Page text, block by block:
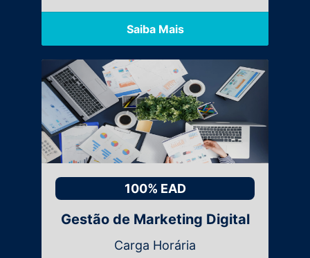
Saiba Mais
100% EAD
Gestão de Marketing Digital
Carga Horária